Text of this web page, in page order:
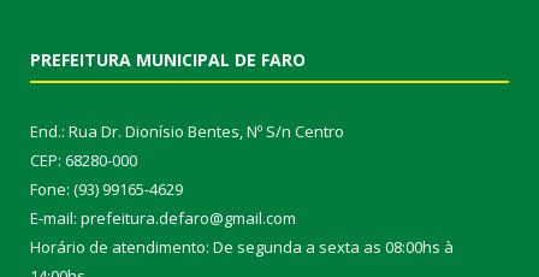
PREFEITURA MUNICIPAL DE FARO
End.: Rua Dr. Dionísio Bentes, Nº S/n Centro
CEP: 68280-000
Fone: (93) 99165-4629
E-mail: prefeitura.defaro@gmail.com
Horário de atendimento: De segunda a sexta as 08:00hs à